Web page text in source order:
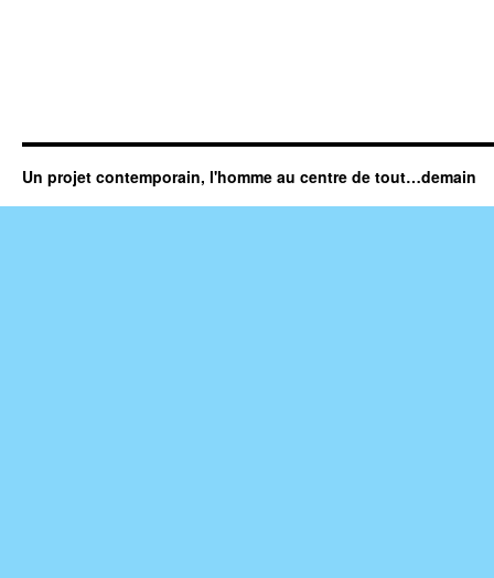
Un projet contemporain, l'homme au centre de tout…demain